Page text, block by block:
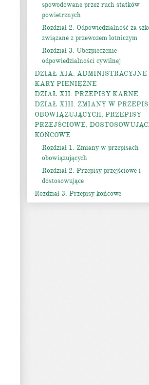
spowodowane przez ruch statków
powietrznych
Rozdział 2. Odpowiedzialność za
związane z przewozem lotniczym
Rozdział 3. Ubezpieczenie
odpowiedzialności cywilnej
DZIAŁ XIA. ADMINISTRACYJNE
KARY PIENIĘŻNE
DZIAŁ XII. PRZEPISY KARNE
DZIAŁ XIII. ZMIANY W
OBOWIĄZUJĄCYCH, PRZEPISY
PRZEJŚCIOWE,
KOŃCOWE
Rozdział 1. Zmiany w przepisach
obowiązujących
Rozdział 2. Przepisy przejściowe i
dostosowujące
Rozdział 3. Przepisy końcowe